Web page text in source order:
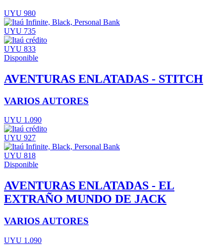
UYU 980
UYU 735
UYU 833
Disponible
AVENTURAS ENLATADAS - STITCH
VARIOS AUTORES
UYU 1.090
UYU 927
UYU 818
Disponible
AVENTURAS ENLATADAS - EL
EXTRAÑO MUNDO DE JACK
VARIOS AUTORES
UYU 1.090